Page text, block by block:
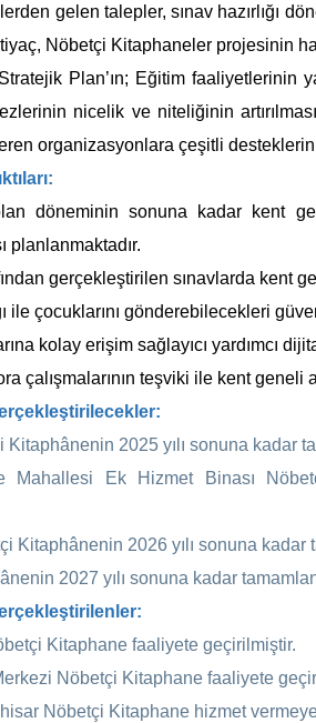
gelen talepler, sınav hazırlığı
Nöbetçi Kitaphaneler projesinin
Plan’ın; Eğitim faaliyetlerinin
nicelik ve niteliğinin
organizasyonlara çeşitli
döneminin sonuna kadar kent
planlanmaktadır.
gerçekleştirilen sınavlarda kent
ile çocuklarını gönderebilecekleri
kolay erişim sağlayıcı yardımcı
çalışmalarının teşviki ile kent geneli
2025 yılı sonuna kadar
Mahallesi Ek Hizmet Binası
Kitaphânenin 2026 yılı sonuna kadar
2027 yılı sonuna kadar
Kitaphane faaliyete geçirilmiştir.
Nöbetçi Kitaphane faaliyete
Nöbetçi Kitaphane hizmet vermeye